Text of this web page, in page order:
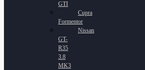
GTI
Cupra
Formentor
Nissan
GT-
R35
3.8
MK3